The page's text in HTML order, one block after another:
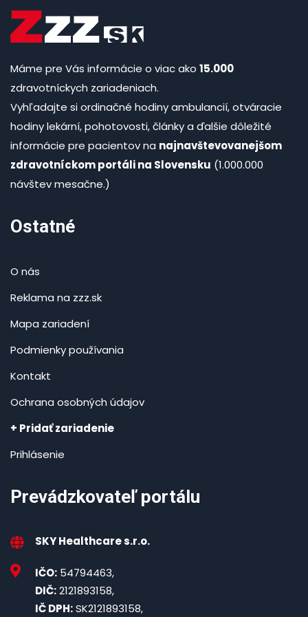
Máme pre Vás informácie o viac ako 15.000
zdravotníckych zariadeniach.
Vyhľadajte si ordinačné hodiny ambulancií, otváracie
hodiny lekární, pohotovosti, články a ďalšie dôležité
informácie pre pacientov na najnavštevovanejšom
zdravotníckom portáli na Slovensku (1.000.000
návštev mesačne.)
Ostatné
O nás
Reklama na zzz.sk
Mapa zariadení
Podmienky používania
Kontakt
Ochrana osobných údajov
+ Pridať zariadenie
Prihlásenie
Prevádzkovateľ portálu
SKY Healthcare s.r.o.
IČO: 54794463,
DIČ:2121893158,
IČ DPH:SK2121893158,